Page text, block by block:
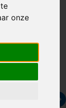
onze